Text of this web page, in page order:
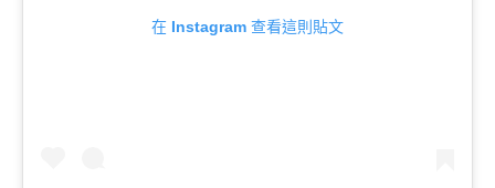
在 Instagram 查看這則貼文